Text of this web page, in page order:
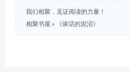
我们相聚，见证阅读的力量！
相聚书屋 » 《谈话的泥沼》